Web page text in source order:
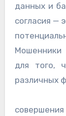
данных и
согласия —
Мошенники
для того,
различных